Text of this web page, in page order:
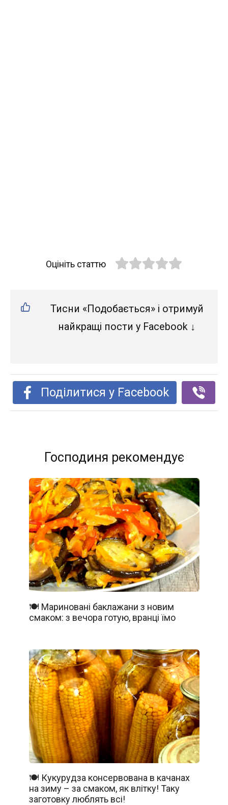
Оцініть статтю
Тисни «Подобається» і отримуй
найкращі пости у Facebook ↓
Поділитися у Facebook
Господиня рекомендує
🍽️ Мариновані баклажани з новим
смаком: з вечора готую, вранці їмо
🍽️ Кукурудза консервована в качанах
на зиму – за смаком, як влітку! Таку
заготовку люблять всі!